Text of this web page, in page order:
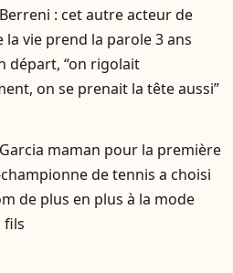
: cet autre acteur de
la vie prend la parole 3 ans
départ, “on rigolait
on se prenait la tête aussi”
maman pour la première
de tennis a choisi
de plus en plus à la mode
fils